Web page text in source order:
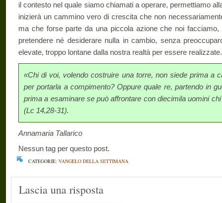
il contesto nel quale siamo chiamati a operare, permettiamo
inizierà un cammino vero di crescita che non
ma che forse parte da una piccola azione che noi
pretendere né desiderare nulla in cambio, senza
elevate, troppo lontane dalla nostra realtà per essere realizzate.
«Chi di voi, volendo costruire una torre, non siede prima a
per portarla a compimento? Oppure quale re, partendo in
prima a esa­minare se può affrontare con diecimila uomini
(Lc 14,28-31).
Annamaria Tallarico
Nessun tag per questo post.
CATEGORIE: VANGELO DELLA SETTIMANA
Lascia una risposta